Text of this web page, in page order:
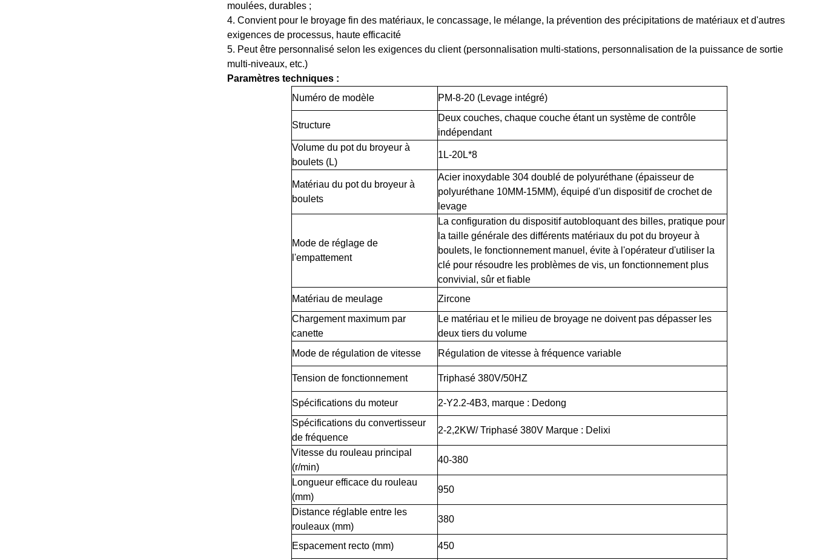
moulées, durables ;
4. Convient pour le broyage fin des matériaux, le concassage, le mélange, la prévention des précipitations de matériaux et d'autres
exigences de processus, haute efficacité
5. Peut être personnalisé selon les exigences du client (personnalisation multi-stations, personnalisation de la puissance de sortie
multi-niveaux, etc.)
Paramètres techniques :
Numéro de modèle
PM-8-20 (Levage intégré)
Structure
Deux couches, chaque couche étant un système de contrôle
indépendant
Volume du pot du broyeur à
boulets (L)
1L-20L*8
Matériau du pot du broyeur à
boulets
Acier inoxydable 304 doublé de polyuréthane (épaisseur de
polyuréthane 10MM-15MM), équipé d'un dispositif de crochet de
levage
Mode de réglage de
l'empattement
La configuration du dispositif autobloquant des billes, pratique pour
la taille générale des différents matériaux du pot du broyeur à
boulets, le fonctionnement manuel, évite à l'opérateur d'utiliser la
clé pour résoudre les problèmes de vis, un fonctionnement plus
convivial, sûr et fiable
Matériau de meulage
Zircone
Chargement maximum par
canette
Le matériau et le milieu de broyage ne doivent pas dépasser les
deux tiers du volume
Mode de régulation de vitesse
Régulation de vitesse à fréquence variable
Tension de fonctionnement Triphasé 380V/50HZ
Spécifications du moteur
2-Y2.2-4B3, marque : Dedong
Spécifications du convertisseur
de fréquence
2-2,2KW/ Triphasé 380V Marque : Delixi
Vitesse du rouleau principal
(r/min)
40-380
Longueur efficace du rouleau
(mm)
950
Distance réglable entre les
rouleaux (mm)
380
Espacement recto (mm)
450